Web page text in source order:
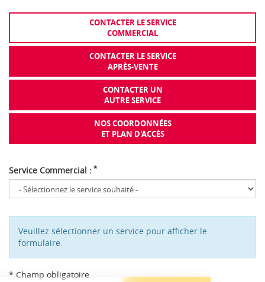
CONTACTER LE SERVICE
COMMERCIAL
CONTACTER LE SERVICE
APRÈS-VENTE
CONTACTER UN
AUTRE SERVICE
NOS COORDONNÉES
ET PLAN D'ACCÈS
Service Commercial : *
Veuillez sélectionner un service pour afficher le
formulaire.
* Champ obligatoire